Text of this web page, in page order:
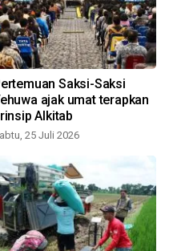
Saksi-Saksi
ajak umat terapkan
Alkitab
25 Juli 2026